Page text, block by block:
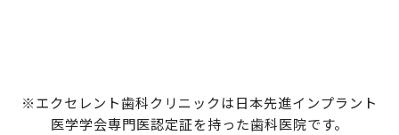
※エクセレント歯科クリニックは日本先進インプラント
医学学会専門医認定証を持った歯科医院です。